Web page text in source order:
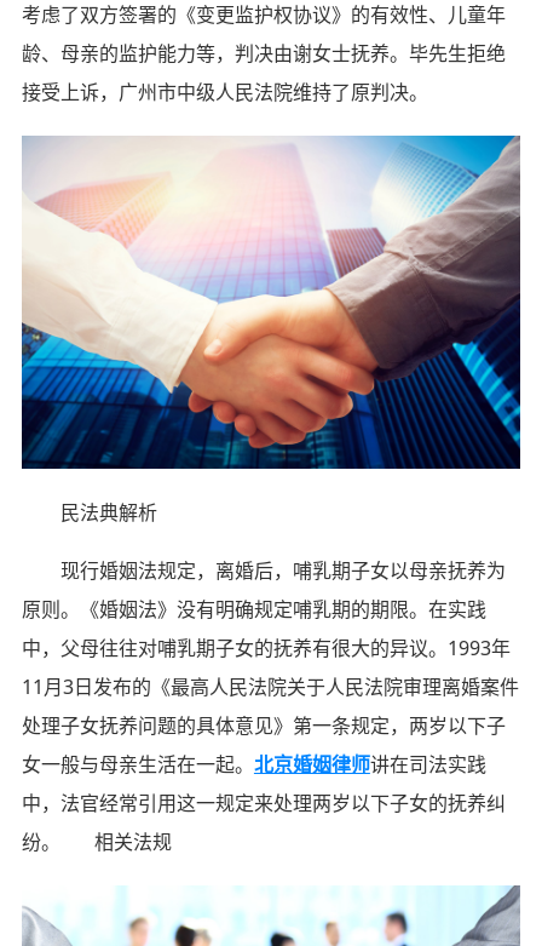
考虑了双方签署的《变更监护权协议》的有效性、儿童年
龄、母亲的监护能力等，判决由谢女士抚养。毕先生拒绝
接受上诉，广州市中级人民法院维持了原判决。
民法典解析
现行婚姻法规定，离婚后，哺乳期子女以母亲抚养为
原则。《婚姻法》没有明确规定哺乳期的期限。在实践
中，父母往往对哺乳期子女的抚养有很大的异议。1993年
11月3日发布的《最高人民法院关于人民法院审理离婚案件
处理子女抚养问题的具体意见》第一条规定，两岁以下子
女一般与母亲生活在一起。 北京婚姻律师讲在司法实践
中，法官经常引用这一规定来处理两岁以下子女的抚养纠
纷。 相关法规